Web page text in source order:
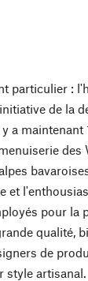
particulier :
de la
a maintenant
des
et
pour la
qualité,
de
style artisanal.